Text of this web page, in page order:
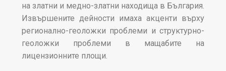
на златни и медно-златни находища в България.
Извършените дейности имаха акценти върху
регионално-геоложки проблеми и структурно-
геоложки проблеми в мащабите на
лицензионните площи.